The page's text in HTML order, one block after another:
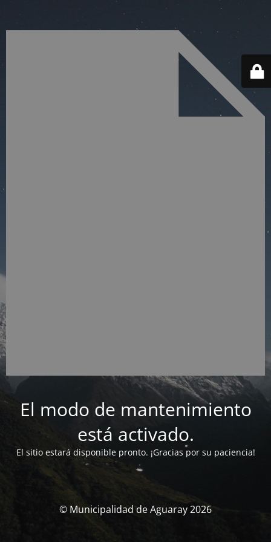
El modo de mantenimiento
está activado.
El sitio estará disponible pronto. ¡Gracias por su paciencia!
© Municipalidad de Aguaray 2026